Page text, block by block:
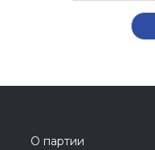
О партии